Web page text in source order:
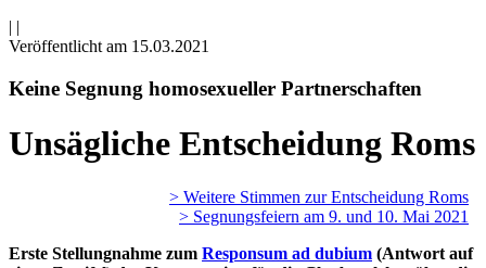
| |
Veröffentlicht am 15­.03.2021
Keine Segnung homosexueller Partnerschaften
Unsägliche Entscheidung Roms
> Weitere Stimmen zur Entscheidung Roms
> Segnungsfeiern am 9. und 10. Mai 2021
Erste Stellungnahme zum Responsum ad dubium (Antwort auf